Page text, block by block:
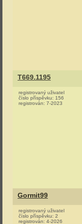
T669.1195
registrovaný uživatel
číslo příspěvku: 156
registrován: 7-2023
Gormit99
registrovaný uživatel
číslo příspěvku: 2
registrován: 4-2026